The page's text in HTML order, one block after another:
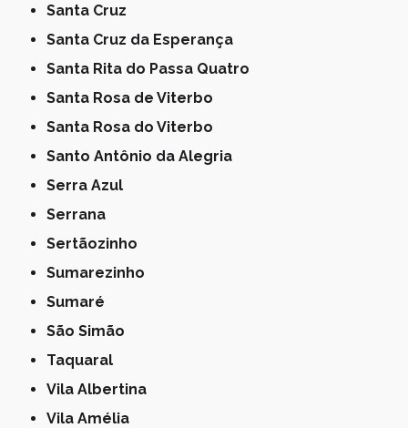
Santa Cruz
Santa Cruz da Esperança
Santa Rita do Passa Quatro
Santa Rosa de Viterbo
Santa Rosa do Viterbo
Santo Antônio da Alegria
Serra Azul
Serrana
Sertãozinho
Sumarezinho
Sumaré
São Simão
Taquaral
Vila Albertina
Vila Amélia